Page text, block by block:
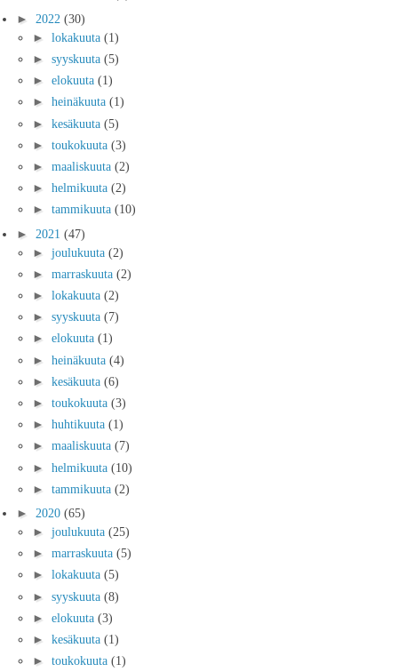
► 2022 (30)
► lokakuuta (1)
► syyskuuta (5)
► elokuuta (1)
► heinäkuuta (1)
► kesäkuuta (5)
► toukokuuta (3)
► maaliskuuta (2)
► helmikuuta (2)
► tammikuuta (10)
► 2021 (47)
► joulukuuta (2)
► marraskuuta (2)
► lokakuuta (2)
► syyskuuta (7)
► elokuuta (1)
► heinäkuuta (4)
► kesäkuuta (6)
► toukokuuta (3)
► huhtikuuta (1)
► maaliskuuta (7)
► helmikuuta (10)
► tammikuuta (2)
► 2020 (65)
► joulukuuta (25)
► marraskuuta (5)
► lokakuuta (5)
► syyskuuta (8)
► elokuuta (3)
► kesäkuuta (1)
► toukokuuta (1)